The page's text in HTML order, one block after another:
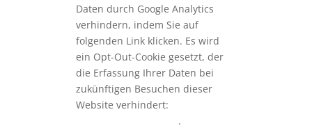
Daten durch Google Analytics
verhindern, indem Sie auf
folgenden Link klicken. Es wird
ein Opt-Out-Cookie gesetzt, der
die Erfassung Ihrer Daten bei
zukünftigen Besuchen dieser
Website verhindert:
.